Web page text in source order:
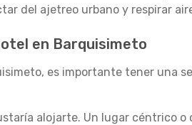
del ajetreo urbano y respirar
en Barquisimeto
es importante tener una
alojarte. Un lugar céntrico